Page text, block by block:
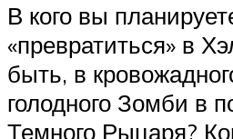
В кого вы
«превратиться» в
быть, в
голодного Зомби в
Темного Рыцаря?